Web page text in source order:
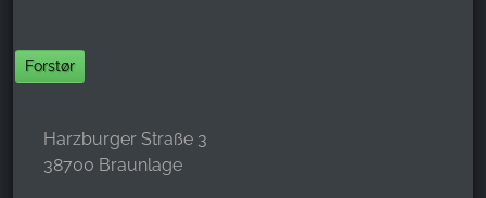
Forstør
Harzburger Straße 3
38700 Braunlage